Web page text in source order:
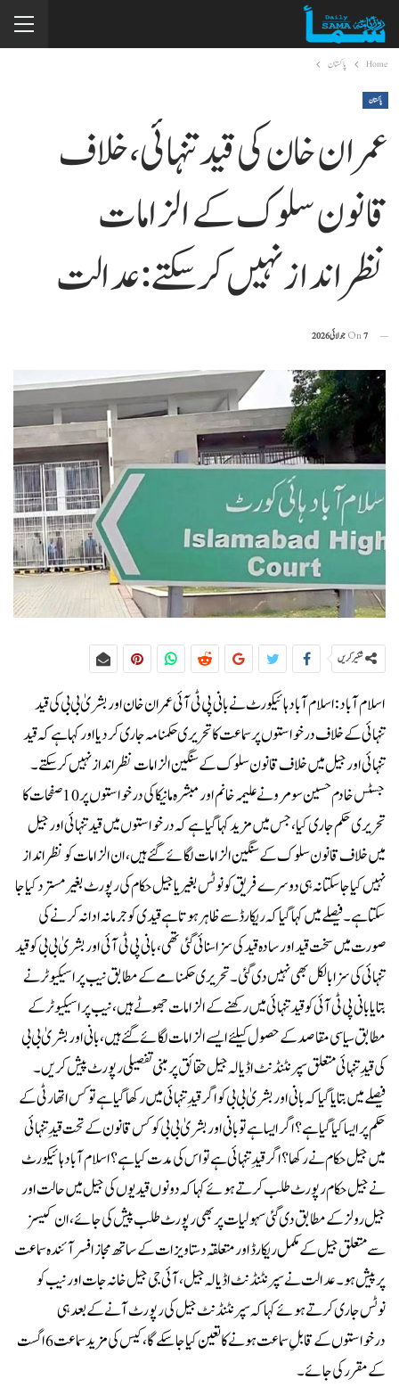
Home پاکستان
پاکستان
عمران خان کی قید تنہائی، خلاف
قانون سلوک کے الزامات
نظرانداز نہیں کر سکتے: عدالت
On7 جولائی 2026
شئیر کریں
اسلام آباد:اسلام آباد ہائیکورٹ نے بانی پی ٹی آئی عمران خان اور بشریٰ بی بی کی قید
تنہائی کے خلاف درخواستوں پر سماعت کا تحریری حکمنامہ جاری کر دیا اور کہا ہے کہ قید
تنہائی اور جیل میں خلاف قانون سلوک کے سنگین الزامات نظر انداز نہیں کر سکتے۔
جسٹس خادم حسین سومرو نے علیمہ خانم اور مبشرہ مانیکا کی درخواستوں پر 10 صفحات کا
تحریری حکم جاری کیا، جس میں مزید کہا گیا ہے کہ درخواستوں میں قید تنہائی اور جیل
میں خلاف قانون سلوک کے سنگین الزامات لگائے گئے ہیں، ان الزامات کو نظر انداز
نہیں کیا جا سکتا نہ ہی دوسرے فریق کو نوٹس بغیر یا جیل حکام کی رپورٹ بغیر مسترد کیا جا
سکتا ہے۔فیصلے میں کہا گیا کہ ریکارڈ سے ظاہر ہوتا ہے قیدی کو جرمانہ ادا نہ کرنے کی
صورت میں سخت قید اور سادہ قید کی سزا سنائی گئی تھی، بانی پی ٹی آئی اور بشریٰ بی بی کو قید
تنہائی کی سزا بالکل بھی نہیں دی گئی۔تحریری حکمنامے کے مطابق نیب پراسیکیوٹر نے
بتایا بانی پی ٹی آئی کو قید تنہائی میں رکھنے کے الزامات جھوٹے ہیں، نیب پراسیکیوٹر کے
مطابق سیاسی مقاصد کے حصول کیلئے ایسے الزامات لگائے گئے ہیں، بانی اور بشریٰ بی بی
کی قیدِ تنہائی متعلق سپرنٹنڈنٹ اڈیالہ جیل حقائق پر مبنی تفصیلی رپورٹ پیش کریں۔
فیصلے میں بتایا گیا کہ بانی اور بشریٰ بی بی کو اگر قیدِ تنہائی میں رکھا گیا ہے تو کس اتھارٹی کے
حکم پر ایسا کیا گیا ہے؟ اگر ایسا ہے تو بانی اور بشریٰ بی بی کو کس قانون کے تحت قیدِ تنہائی
میں جیل حکام نے رکھا ؟ اگر قیدِ تنہائی ہے تو اس کی مدت کیا ہے؟اسلام آباد ہائیکورٹ
نے جیل حکام رپورٹ طلب کرتے ہوئے کہا کہ دونوں قیدیوں کی جیل میں حالت اور
جیل رولز کے مطابق دی گئی سہولیات پر بھی رپورٹ طلب پیش کی جائے، ان کیسز
سے متعلق جیل کے مکمل ریکارڈ اور متعلقہ دستاویزات کے ساتھ مجاز افسر آئندہ سماعت
پر پیش ہو۔عدالت نے سپرنٹنڈنٹ اڈیالہ جیل، آئی جی جیل خانہ جات اور نیب کو
نوٹس جاری کرتے ہوئے کہا کہ سپرنٹنڈنٹ جیل کی رپورٹ آنے کے بعد ہی
درخواستوں کے قابلِ سماعت ہونے کا تعین کیا جا سکے گا، کیس کی مزید سماعت 6 اگست
کے مقرر کی جائے۔